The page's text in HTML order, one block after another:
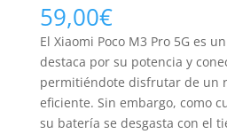
59,00€
El Xiaomi Poco M3 Pro 5G es
destaca por su potencia y
permitiéndote disfrutar de un
eficiente. Sin embargo, como
su batería se desgasta con el